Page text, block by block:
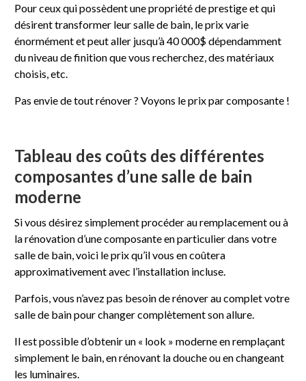
Pour ceux qui possèdent une propriété de prestige et qui
désirent transformer leur salle de bain, le prix varie
énormément et peut aller jusqu’à 40 000$ dépendamment
du niveau de finition que vous recherchez, des matériaux
choisis, etc.
Pas envie de tout rénover ? Voyons le prix par composante !
Tableau des coûts des différentes
composantes d’une salle de bain
moderne
Si vous désirez simplement procéder au remplacement ou à
la rénovation d’une composante en particulier dans votre
salle de bain, voici le prix qu’il vous en coûtera
approximativement avec l’installation incluse.
Parfois, vous n’avez pas besoin de rénover au complet votre
salle de bain pour changer complètement son allure.
Il est possible d’obtenir un « look » moderne en remplaçant
simplement le bain, en rénovant la douche ou en changeant
les luminaires.